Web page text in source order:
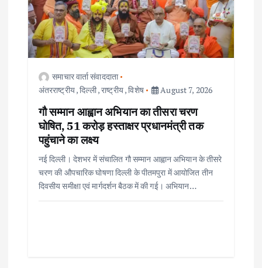
समाचार वार्ता संवाददाता
अंतरराष्ट्रीय,दिल्ली,राष्ट्रीय,विशेष August 7, 2026
गौ सम्मान आह्वान अभियान का तीसरा चरण
घोषित, 51 करोड़ हस्ताक्षर प्रधानमंत्री तक
पहुंचाने का लक्ष्य
नई दिल्ली। देशभर में संचालित गौ सम्मान आह्वान अभियान के तीसरे
चरण की औपचारिक घोषणा दिल्ली के पीतमपुरा में आयोजित तीन
दिवसीय समीक्षा एवं मार्गदर्शन बैठक में की गई। अभियान…